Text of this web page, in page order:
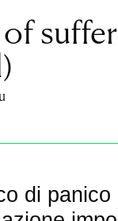
di panico